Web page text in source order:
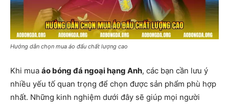
Hướng dẫn chọn mua áo đấu chất lượng cao
Khi mua áo bóng đá ngoại hạng Anh, các bạn cần lưu ý
nhiều yếu tố quan trọng để chọn được sản phẩm phù hợp
nhất. Những kinh nghiệm dưới đây sẽ giúp mọi người